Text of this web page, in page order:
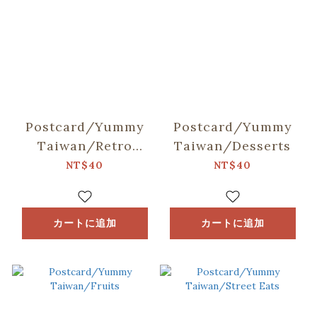
Postcard/Yummy
Taiwan/Retro
Snacks
NT$40
カートに追加
Postcard/Yummy
Taiwan/Desserts
NT$40
カートに追加